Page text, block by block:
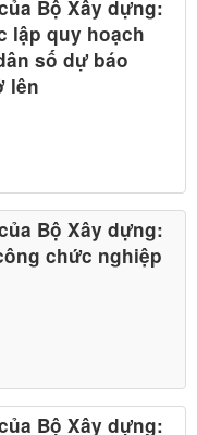
Bộ Xây dựng:
lập quy hoạch
số dự báo
lên
Bộ Xây dựng:
chức nghiệp
Bộ Xây dựng: